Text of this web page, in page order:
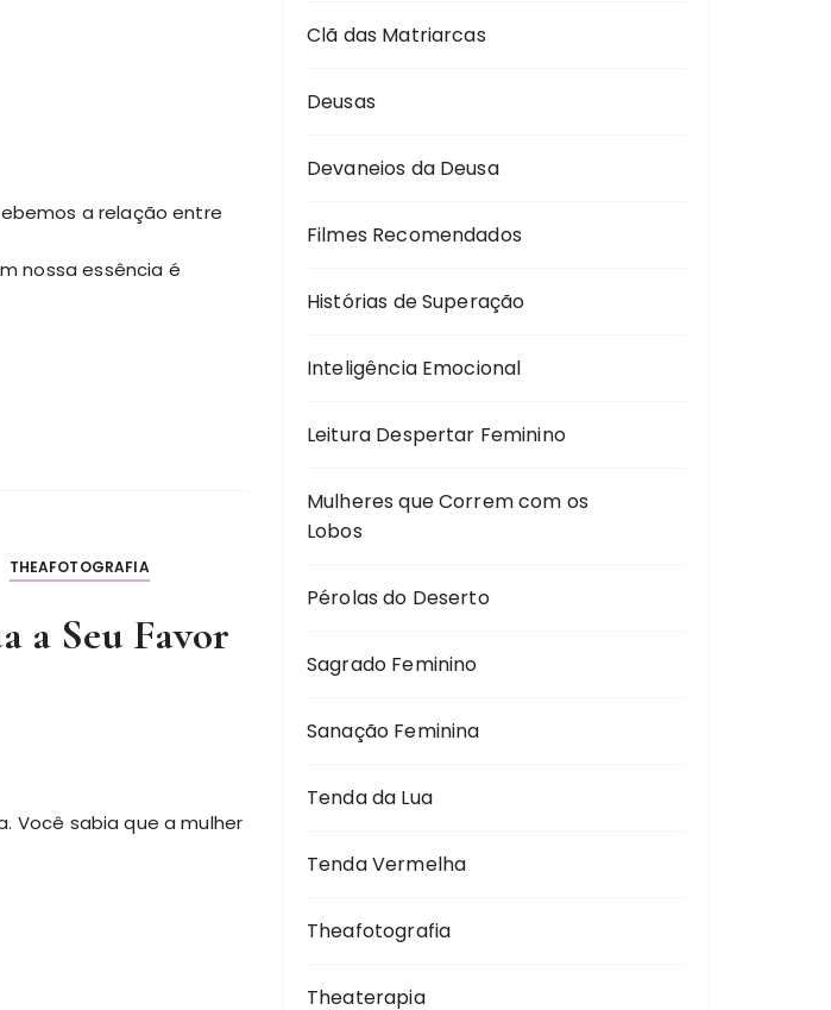
a relação entre
nossa essência é
THEAFOTOGRAFIA
a Seu Favor
Você sabia que a mulher
Clã das Matriarcas
Deusas
Devaneios da Deusa
Filmes Recomendados
Histórias de Superação
Inteligência Emocional
Leitura Despertar Feminino
Mulheres que Correm com os
Lobos
Pérolas do Deserto
Sagrado Feminino
Sanação Feminina
Tenda da Lua
Tenda Vermelha
Theafotografia
Theaterapia